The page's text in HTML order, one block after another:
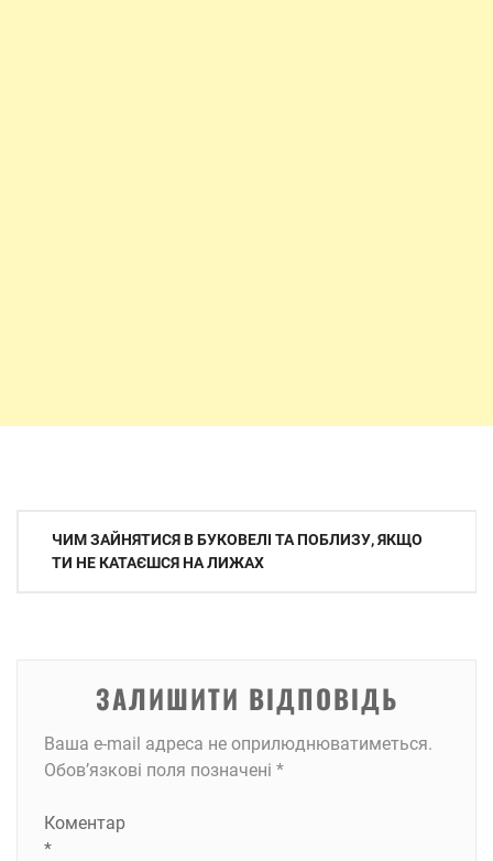
Навігація
записів
ЧИМ ЗАЙНЯТИСЯ В БУКОВЕЛІ ТА ПОБЛИЗУ, ЯКЩО
ТИ НЕ КАТАЄШСЯ НА ЛИЖАХ
ЗАЛИШИТИ ВІДПОВІДЬ
Ваша e-mail адреса не оприлюднюватиметься.
Обов’язкові поля позначені *
Коментар
*